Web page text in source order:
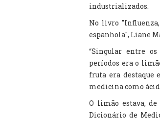
industrializados.
No livro
espanhola", Liane
“Singular entre
períodos era o
fruta era destaque
medicina como
O limão estava,
Dicionário de